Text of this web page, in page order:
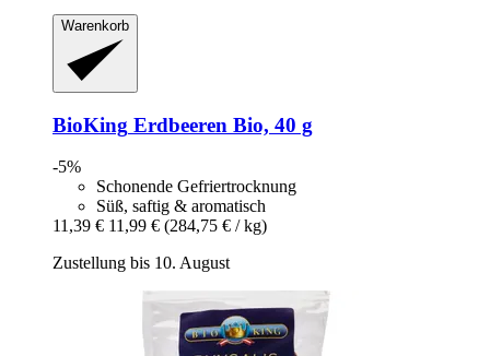
Warenkorb
BioKing Erdbeeren Bio, 40 g
-5%
Schonende Gefriertrocknung
Süß, saftig & aromatisch
11,39 € 11,99 € (284,75 € / kg)
Zustellung bis 10. August